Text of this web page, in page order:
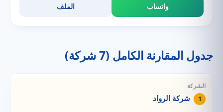
واتساب الملف
جدول المقارنة الكامل (7 شركة)
1 شركة الرواد